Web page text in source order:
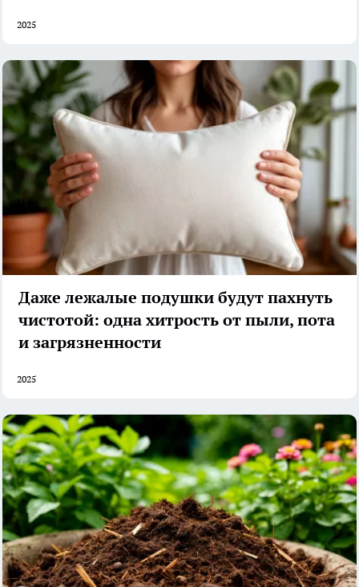
2025
Даже лежалые подушки будут пахнуть
чистотой: одна хитрость от пыли, пота
и загрязненности
2025